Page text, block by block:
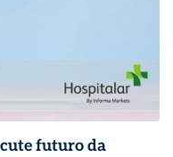
futuro da